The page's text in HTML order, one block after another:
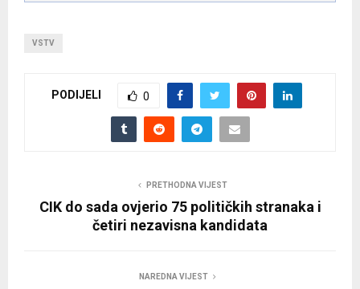
VSTV
PODIJELI 0
PRETHODNA VIJEST
CIK do sada ovjerio 75 političkih stranaka i
četiri nezavisna kandidata
NAREDNA VIJEST